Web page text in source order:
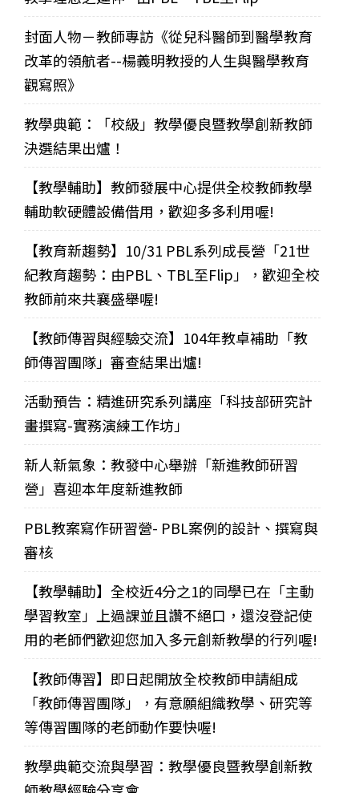
封面人物－教師專訪《從兒科醫師到醫學教育
改革的領航者--楊義明教授的人生與醫學教育
觀寫照》
教學典範：「校級」教學優良暨教學創新教師
決選結果出爐！
【教學輔助】教師發展中心提供全校教師教學
輔助軟硬體設備借用，歡迎多多利用喔!
【教育新趨勢】10/31 PBL系列成長營「21世
紀教育趨勢：由PBL、TBL至Flip」，歡迎全校
教師前來共襄盛舉喔!
【教師傳習與經驗交流】104年教卓補助「教
師傳習團隊」審查結果出爐!
活動預告：精進研究系列講座「科技部研究計
畫撰寫-實務演練工作坊」
新人新氣象：教發中心舉辦「新進教師研習
營」喜迎本年度新進教師
PBL教案寫作研習營- PBL案例的設計、撰寫與
審核
【教學輔助】全校近4分之1的同學已在「主動
學習教室」上過課並且讚不絕口，還沒登記使
用的老師們歡迎您加入多元創新教學的行列喔!
【教師傳習】即日起開放全校教師申請組成
「教師傳習團隊」，有意願組織教學、研究等
等傳習團隊的老師動作要快喔!
教學典範交流與學習：教學優良暨教學創新教